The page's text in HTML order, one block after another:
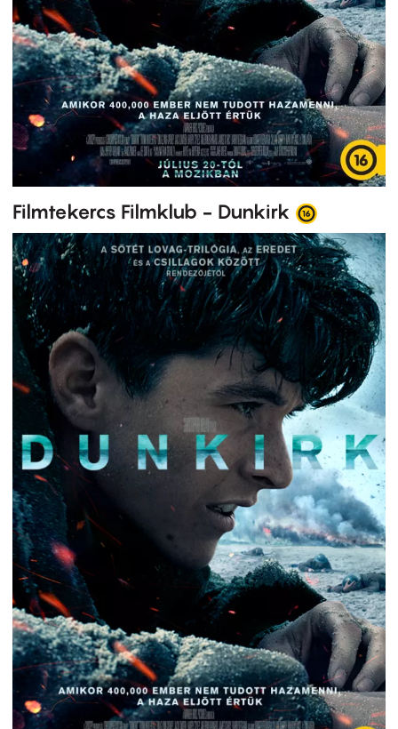
Filmtekercs Filmklub - Dunkirk